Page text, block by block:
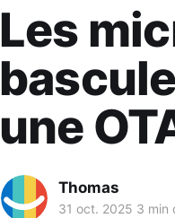
Les
une
Thomas
31 oct. 2025 3 min